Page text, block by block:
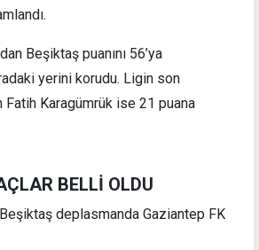
Beşiktaş puanını 56’ya
yerini korudu. Ligin son
Fatih Karagümrük ise 21 puana
BELLİ OLDU
deplasmanda Gaziantep FK